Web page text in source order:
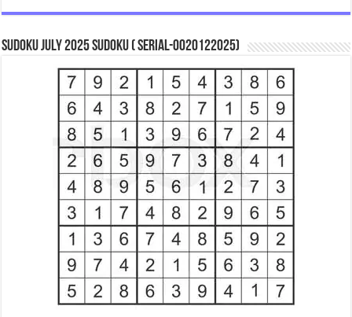
Sudoku July 2025 Sudoku ( Serial-0020122025)